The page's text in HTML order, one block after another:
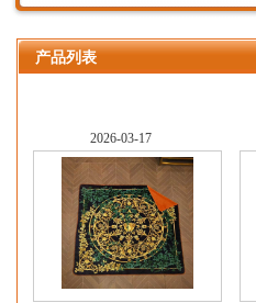
产品列表
2026-03-17